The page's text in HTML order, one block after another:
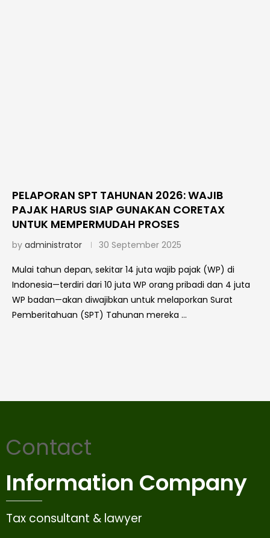
PELAPORAN SPT TAHUNAN 2026: WAJIB
PAJAK HARUS SIAP GUNAKAN CORETAX
UNTUK MEMPERMUDAH PROSES
by administrator 30 September 2025
Mulai tahun depan, sekitar 14 juta wajib pajak (WP) di
Indonesia—terdiri dari 10 juta WP orang pribadi dan 4 juta
WP badan—akan diwajibkan untuk melaporkan Surat
Pemberitahuan (SPT) Tahunan mereka …
Contact
Information Company
Tax consultant & lawyer